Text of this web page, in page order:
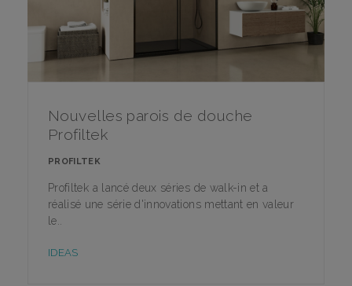
Nouvelles parois de douche
Profiltek
PROFILTEK
Profiltek a lancé deux séries de walk-in et a
réalisé une série d'innovations mettant en valeur
le..
IDEAS